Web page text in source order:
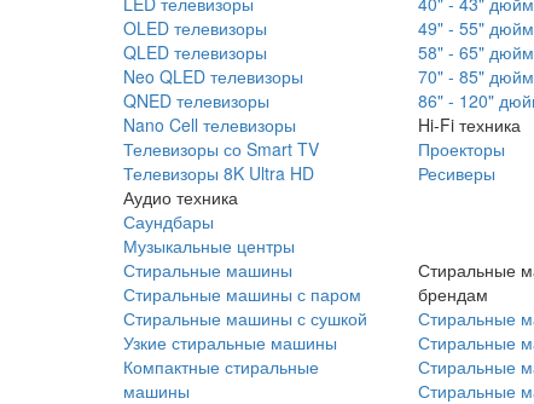
OLED телевизоры
QLED телевизоры
Neo QLED телевизоры
QNED телевизоры
Nano Cell телевизоры
Телевизоры со Smart TV
Телевизоры 8K Ultra HD
Аудио техника
Саундбары
Музыкальные центры
49" - 55"
58" - 65"
70" - 85"
86" - 120"
Hi-Fi техника
Проекторы
Ресиверы
Стиральные машины
Стиральные машины с паром
Стиральные машины с сушкой
Узкие стиральные машины
Компактные стиральные
машины
Стиральные
брендам
Стиральные
Стиральные
Стиральные
Стиральные